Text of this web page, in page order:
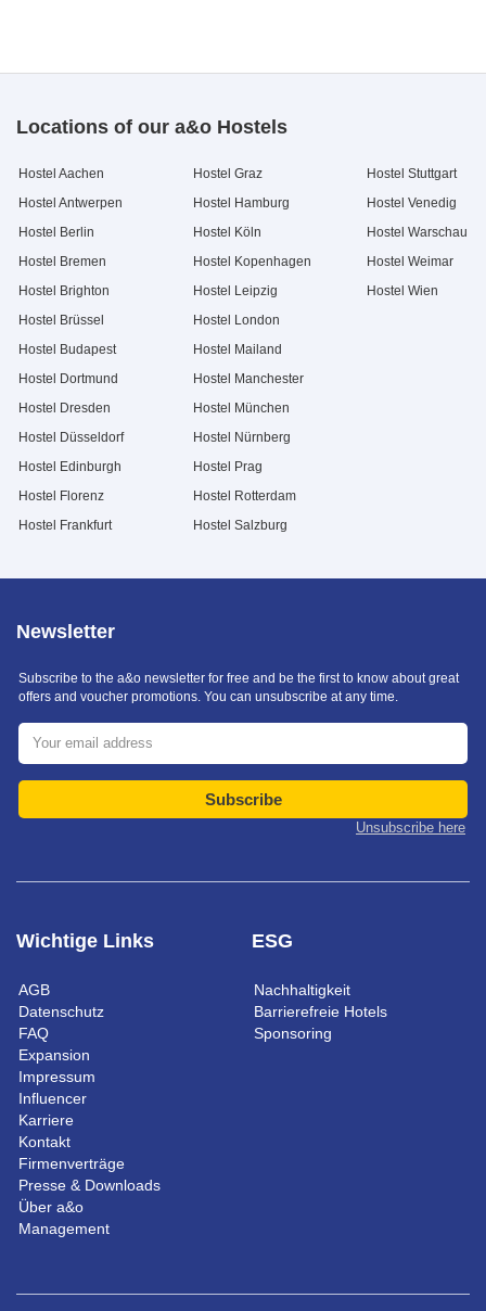
Locations of our a&o Hostels
Hostel Aachen
Hostel Antwerpen
Hostel Berlin
Hostel Bremen
Hostel Brighton
Hostel Brüssel
Hostel Budapest
Hostel Dortmund
Hostel Dresden
Hostel Düsseldorf
Hostel Edinburgh
Hostel Florenz
Hostel Frankfurt
Hostel Graz
Hostel Hamburg
Hostel Köln
Hostel Kopenhagen
Hostel Leipzig
Hostel London
Hostel Mailand
Hostel Manchester
Hostel München
Hostel Nürnberg
Hostel Prag
Hostel Rotterdam
Hostel Salzburg
Hostel Stuttgart
Hostel Venedig
Hostel Warschau
Hostel Weimar
Hostel Wien
Wichtige Links
AGB
Datenschutz
FAQ
Expansion
Impressum
Influencer
Karriere
Kontakt
Firmenverträge
Presse & Downloads
Über a&o
Management
ESG
Nachhaltigkeit
Barrierefreie Hotels
Sponsoring
Newsletter
Subscribe to the a&o newsletter for free and be the first to know about great
offers and voucher promotions. You can unsubscribe at any time.
Subscribe
Unsubscribe here